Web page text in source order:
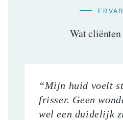
Wat
“Mijn huid voelt
frisser. Geen
wel een duidelijk